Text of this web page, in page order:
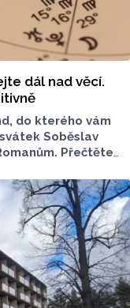
dál nad věcí.
do kterého vám
Soběslav
Přečtěte